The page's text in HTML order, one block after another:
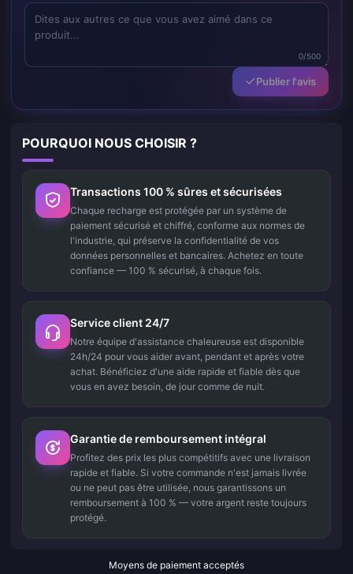
0/500
Publier l'avis
POURQUOI NOUS CHOISIR ?
Transactions 100 % sûres et sécurisées
Chaque recharge est protégée par un système de
paiement sécurisé et chiffré, conforme aux normes de
l'industrie, qui préserve la confidentialité de vos
données personnelles et bancaires. Achetez en toute
confiance — 100 % sécurisé, à chaque fois.
Service client 24/7
Notre équipe d'assistance chaleureuse est disponible
24h/24 pour vous aider avant, pendant et après votre
achat. Bénéficiez d'une aide rapide et fiable dès que
vous en avez besoin, de jour comme de nuit.
Garantie de remboursement intégral
Profitez des prix les plus compétitifs avec une livraison
rapide et fiable. Si votre commande n'est jamais livrée
ou ne peut pas être utilisée, nous garantissons un
remboursement à 100 % — votre argent reste toujours
protégé.
Moyens de paiement acceptés